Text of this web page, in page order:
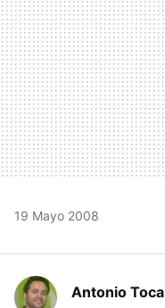
19 Mayo 2008
Antonio Toca